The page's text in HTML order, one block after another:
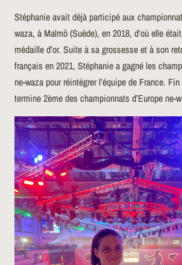
Stéphanie avait déjà participé aux
waza, à Malmö (Suède), en 2018, d’où elle
médaille d’or. Suite à sa grossesse et à son
français en 2021, Stéphanie a gagné les
ne-waza pour réintégrer l’équipe de France.
termine 2ème des championnats d’Europe ne-